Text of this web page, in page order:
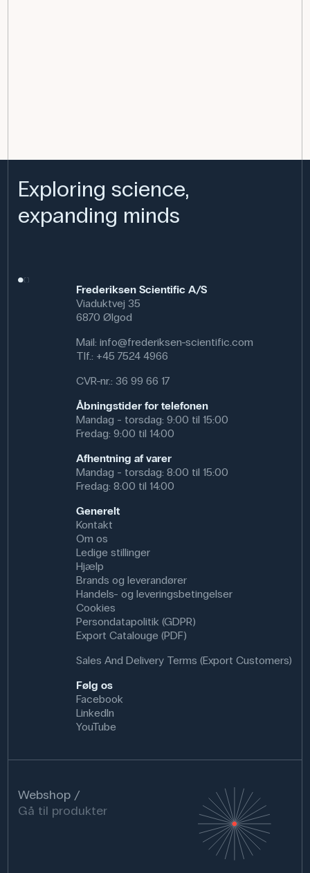
Exploring science,
expanding minds
Frederiksen Scientific A/S
Viaduktvej 35
6870 Ølgod
Mail: info@frederiksen-scientific.com
Tlf.: +45 7524 4966
CVR-nr.: 36 99 66 17
Åbningstider for telefonen
Mandag - torsdag: 9:00 til 15:00
Fredag: 9:00 til 14:00
Afhentning af varer
Mandag - torsdag: 8:00 til 15:00
Fredag: 8:00 til 14:00
Generelt
Kontakt
Om os
Ledige stillinger
Hjælp
Brands og leverandører
Handels- og leveringsbetingelser
Cookies
Persondatapolitik (GDPR)
Export Catalouge (PDF)
Sales And Delivery Terms (Export Customers)
Følg os
Facebook
LinkedIn
YouTube
Webshop
Gå til produkter